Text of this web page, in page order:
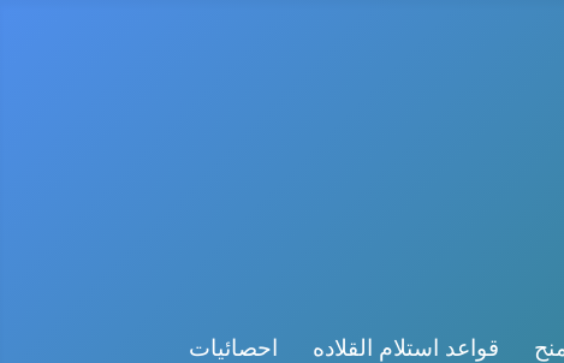
قواعد استلام القلاده احصائيات